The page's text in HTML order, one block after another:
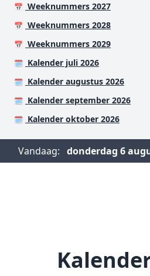
📅 Weeknummers 2027
📅 Weeknummers 2028
📅 Weeknummers 2029
🗓️ Kalender juli 2026
🗓️ Kalender augustus 2026
🗓️ Kalender september 2026
🗓️ Kalender oktober 2026
Vandaag: donderdag 6